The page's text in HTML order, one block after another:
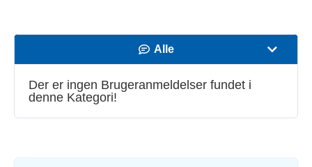
Alle
Hastighed
Der er ingen Brugeranmeldelser fundet i
denne Kategori!